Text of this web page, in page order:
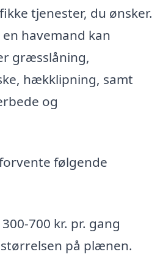
tjenester, du ønsker.
havemand kan
græsslåning,
hækklipning, samt
og
følgende
700 kr. pr. gang
på plænen.